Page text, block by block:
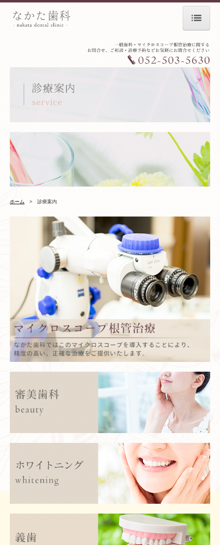
初診の方へ
なかた歯科のこだわり
審美歯科・ホワイトニング
義歯（入れ歯）
医院案内
施設基準について
医院長紹介
ホーム > 診療案内